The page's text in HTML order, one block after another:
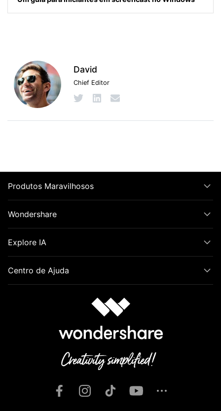
David
Chief Editor
Produtos Maravilhosos
Wondershare
Explore IA
Centro de Ajuda